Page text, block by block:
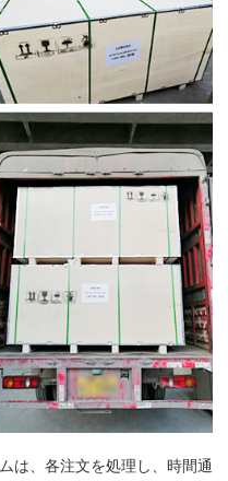
は、各注文を処理し、時間通